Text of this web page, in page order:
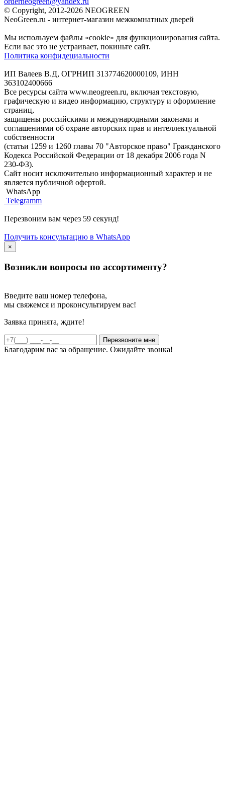
© Copyright, 2012-2026 NEOGREEN
NeoGreen.ru - интернет-магазин межкомнатных дверей
Мы используем файлы «cookie» для функционирования сайта.
Если вас это не устраивает, покиньте сайт.
Политика конфидециальности
ИП Валеев В.Д, ОГРНИП 313774620000109, ИНН
363102400666
Все ресурсы сайта www.neogreen.ru, включая текстовую,
графическую и видео информацию, структуру и оформление
страниц,
защищены российскими и международными законами и
соглашениями об охране авторских прав и интеллектуальной
собственности
(статьи 1259 и 1260 главы 70 "Авторское право" Гражданского
Кодекса Российской Федерации от 18 декабря 2006 года N
230-ФЗ).
Сайт носит исключительно информационный характер и не
является публичной офертой.
WhatsApp
Telegramm
Перезвоним вам через 59 секунд!
Получить консультацию в WhatsApp
×
Возникли вопросы по ассортименту?
Введите ваш номер телефона,
мы свяжемся и проконсультируем вас!
Заявка принята, ждите!
Благодарим вас за обращение. Ожидайте звонка!